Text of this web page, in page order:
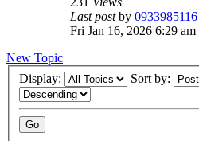
Last postby 0933985116
Fri Jan 16, 2026 6:29 am
New Topic
Display:
Sort by: